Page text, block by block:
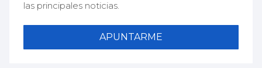
las principales noticias.
APUNTARME